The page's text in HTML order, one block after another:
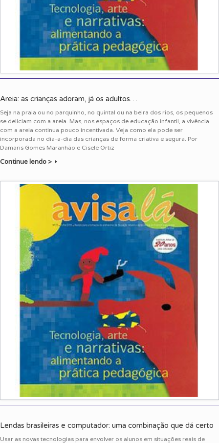
Areia: as crianças adoram, já os adultos…
Seja na praia ou no parquinho, no quintal ou na beira dos rios, os pequenos
se deliciam com a areia. Mas, nos espaços de educação infantil, a vivência
com a areia continua pouco incentivada. Veja como ela pode ser
incorporada no dia-a-dia das crianças de forma criativa e segura. Por
Damaris Gomes Maranhão e Cisele Ortiz
Continue lendo >
Lendas brasileiras e computador: uma combinação que dá certo
Usar as novas tecnologias para envolver os alunos em situações reais de